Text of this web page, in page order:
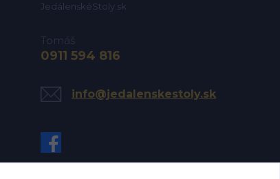
JedálenskéStoly.sk
Tomáš
0911 594 816
info@jedalenskestoly.sk